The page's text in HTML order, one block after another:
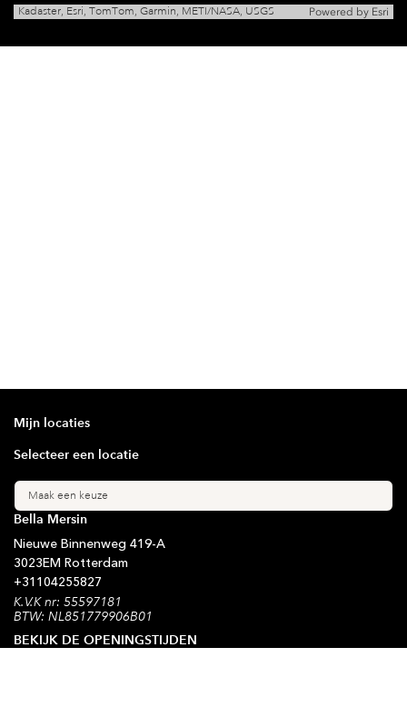
Kadaster, Esri, TomTom, Garmin, METI/NASA, USGS Powered by Esri
Mijn locaties
Selecteer een locatie
Maak een keuze
Bella Mersin
Nieuwe Binnenweg 419-A
3023EM Rotterdam
+31104255827
K.V.K nr: 55597181
BTW: NL851779906B01
BEKIJK DE OPENINGSTIJDEN